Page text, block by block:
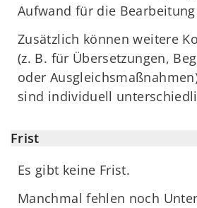
Aufwand für die
Zusätzlich können weitere
(z. B. für Übersetzungen,
oder
sind individuell
Frist
Es gibt keine Frist.
Manchmal fehlen noch